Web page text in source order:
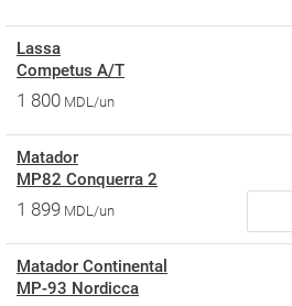
Lassa
Competus A/T
1 800 MDL/un
Matador
MP82 Conquerra 2
1 899 MDL/un
Matador Continental
MP-93 Nordicca